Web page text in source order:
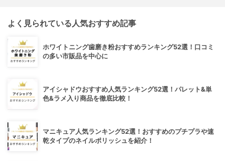
よく見られている人気おすすめ記事
ホワイトニング歯磨き粉おすすめランキング52選！口コミ
の多い市販品を中心に
アイシャドウおすすめ人気ランキング52選！パレット&単
色&ラメ入り商品を徹底比較！
マニキュア人気ランキング52選！おすすめのプチプラや速
乾タイプのネイルポリッシュを紹介！